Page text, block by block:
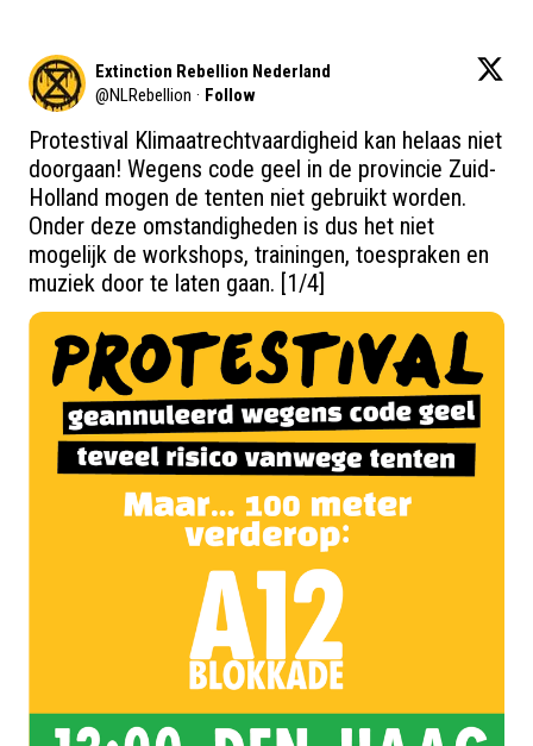
Extinction Rebellion Nederland
@NLRebellion · Follow
Protestival Klimaatrechtvaardigheid kan helaas niet
doorgaan! Wegens code geel in de provincie Zuid-
Holland mogen de tenten niet gebruikt worden.
Onder deze omstandigheden is dus het niet
mogelijk de workshops, trainingen, toespraken en
muziek door te laten gaan. [1/4]